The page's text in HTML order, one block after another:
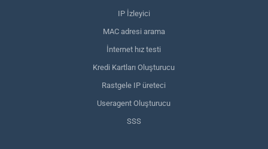
IP İzleyici
MAC adresi arama
İnternet hız testi
Kredi Kartları Oluşturucu
Rastgele IP üreteci
Useragent Oluşturucu
SSS